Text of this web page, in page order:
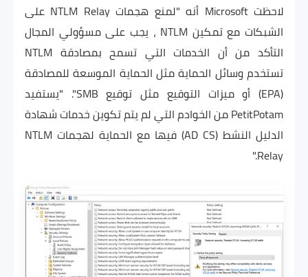
لاحظت Microsoft أنه "لمنع هجمات NTLM Relay على
الشبكات مع تمكين NTLM ، يجب على مسؤولي المجال
التأكد من أن الخدمات التي تسمح بمصادقة NTLM
تستخدم وسائل الحماية مثل الحماية الموسعة للمصادقة
(EPA) أو ميزات التوقيع مثل توقيع SMB". "يستفيد
PetitPotam من الخوادم التي لم يتم تكوين خدمات شهادة
الدليل النشط (AD CS) فيها مع الحماية لهجمات NTLM
Relay."